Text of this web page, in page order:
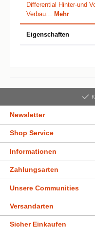
Differential Hinter-und
Verbau… Mehr
Eigenschaften
Newsletter
Shop Service
Informationen
Zahlungsarten
Unsere Communities
Versandarten
Sicher Einkaufen